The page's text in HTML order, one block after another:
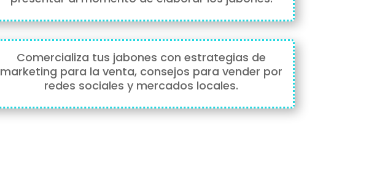
Comercializa tus jabones conestrategias de
marketing para la venta, consejos para vender por
redes sociales y mercados locales.